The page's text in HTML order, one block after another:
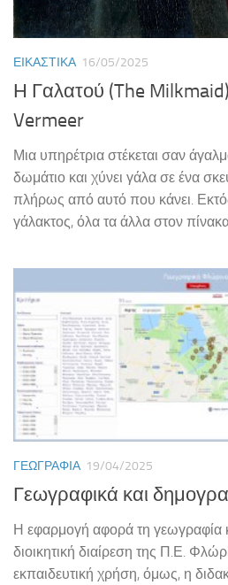
ΕΙΚΑΣΤΙΚΆ 16/05/2025
Η Γαλατού (The
Vermeer
Μια υπηρέτρια στέκεται σαν
δωμάτιο και χύνει γάλα σε ένα
πλήρως από αυτό που κάνει.
γάλακτος, όλα τα άλλα στον πίνακα
ΓΕΩΓΡΑΦΊΑ 19/04/2025
Γεωγραφικά και
Η εφαρμογή αφορά τη γεωγραφία
διοικητική διαίρεση της Π.Ε.
εκπαιδευτική χρήση, όμως, η